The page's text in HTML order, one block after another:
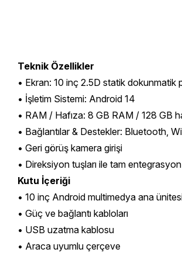
Teknik Özellikler
• Ekran: 10 inç 2.5D statik dokunmatik
• İşletim Sistemi: Android 14
• RAM / Hafıza: 8 GB RAM / 128 GB
• Bağlantılar & Destekler: Bluetooth,
• Geri görüş kamera girişi
• Direksiyon tuşları ile tam entegrasyon
Kutu İçeriği
• 10 inç Android multimedya ana
• Güç ve bağlantı kabloları
• USB uzatma kablosu
• Araca uyumlu çerçeve